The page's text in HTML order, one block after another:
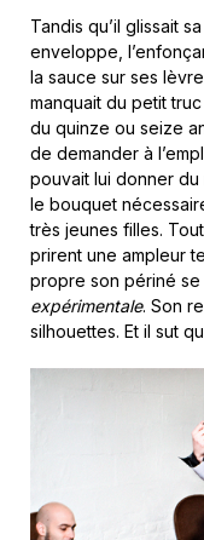
Tandis qu’il glissait
enveloppe,
la sauce sur ses
manquait du petit
du quinze ou seize
de demander à
pouvait lui donner du
le bouquet
très jeunes filles.
prirent une ampleur
propre son périné
expérimentale. Son
silhouettes. Et il sut